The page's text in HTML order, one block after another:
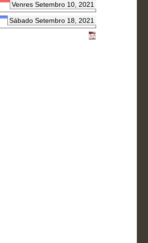
Venres Setembro 10, 2021
Sábado Setembro 18, 2021